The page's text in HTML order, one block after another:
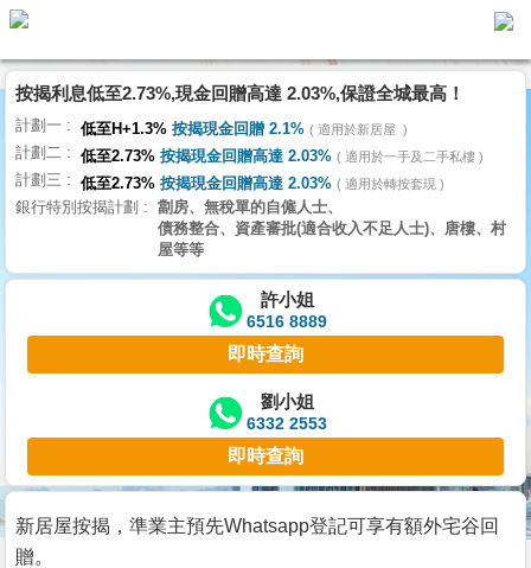
代
理
主
頁
搵
樓/
交
業
主
宅
谷
按
按揭利息低至2.73%,現金回贈高達 2.03%,保證全城最高！
計劃一 低至H+1.3% 按揭現金回贈 2.1% 適用於新居屋
計劃二 低至2.73% 按揭現金回贈高達 2.03% 適用於一手及二手私樓
計劃三 低至2.73% 按揭現金回贈高達 2.03% 適用於轉按套現
銀行特別按揭計劃
劏房、無稅單的自僱人士、
債務整合、資產審批(適合收入不足人士)、唐樓、村
屋等等
許小姐
6516 8889
即時查詢
劉小姐
6332 2553
即時查詢
新居屋按揭，準業主預先Whatsapp登記可享有額外宅谷回
贈。